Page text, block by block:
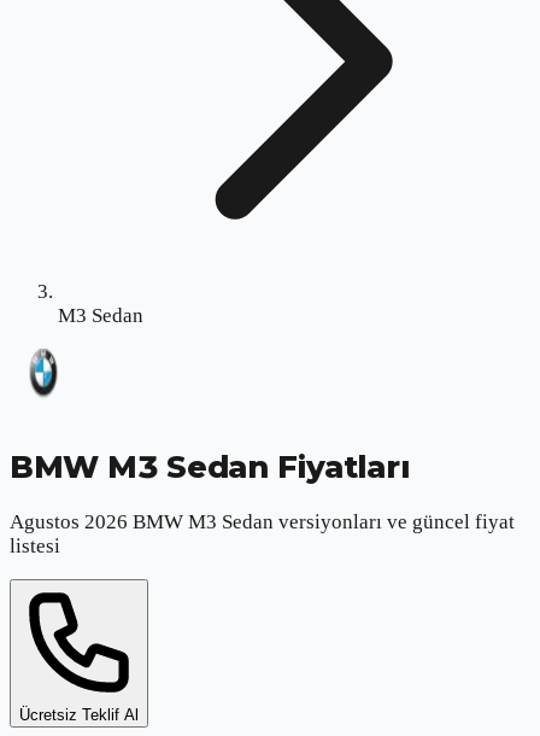
M3 Sedan
BMW M3 Sedan Fiyatları
Agustos 2026 BMW M3 Sedan versiyonları ve güncel fiyat
listesi
Ücretsiz Teklif Al